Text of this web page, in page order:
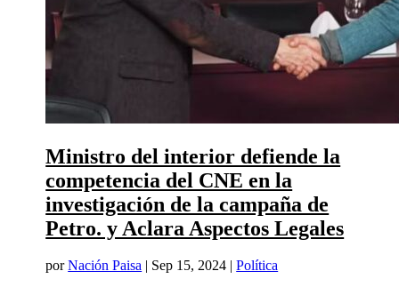
Ministro del interior defiende la
competencia del CNE en la
investigación de la campaña de
Petro. y Aclara Aspectos Legales
porNación Paisa | Sep 15, 2024 |Política